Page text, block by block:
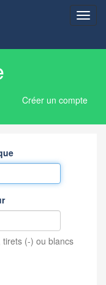
Créer un compte
(-) ou blancs